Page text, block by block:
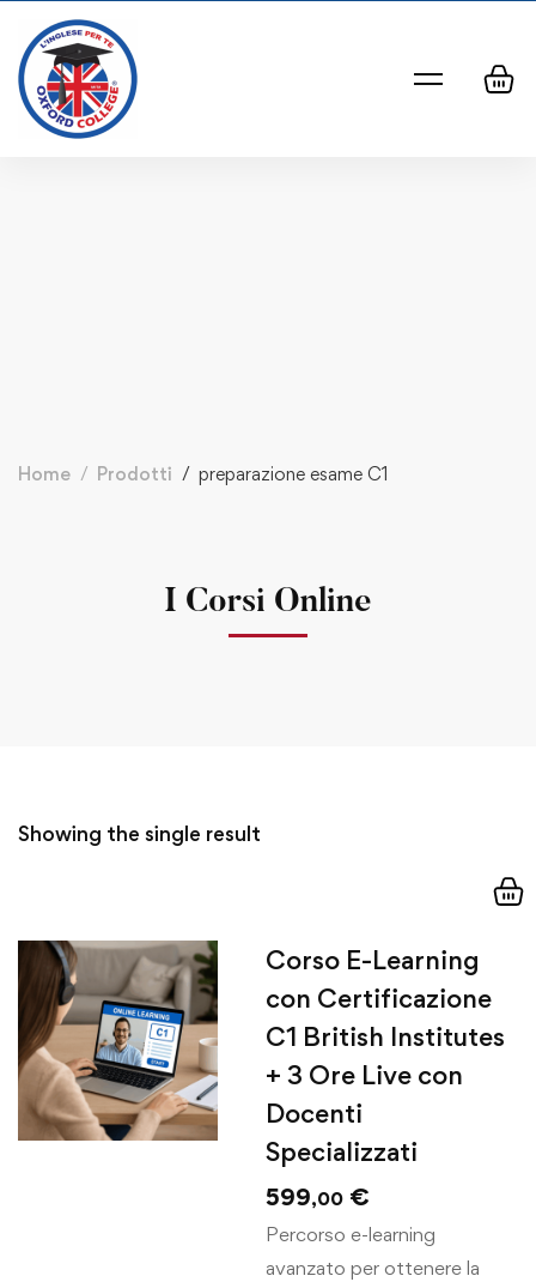
Home Prodotti preparazione esame C1
I Corsi Online
Showing the single result
Corso E-Learning
con Certificazione
C1 British Institutes
+ 3 Ore Live con
Docenti
Specializzati
599,00 €
Percorso e-learning
avanzato per ottenere la